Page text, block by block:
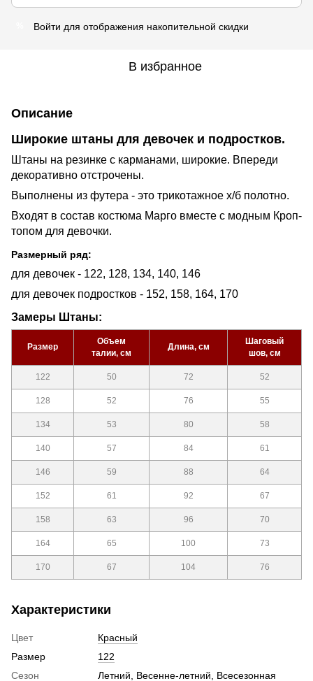
Войти для отображения накопительной скидки
В избранное
Описание
Широкие штаны для девочек и подростков.
Штаны на резинке с карманами, широкие. Впереди
декоративно отстрочены.
Выполнены из футера - это трикотажное х/б полотно.
Входят в состав костюма Марго вместе с модным Кроп-
топом для девочки.
Размерный ряд:
для девочек - 122, 128, 134, 140, 146
для девочек подростков - 152, 158, 164, 170
Замеры Штаны:
Размер
Объем
талии, см
Длина, см
Шаговый
шов, см
122 50 72 52
128 52 76 55
134 53 80 58
140 57 84 61
146 59 88 64
152 61 92 67
158 63 96 70
164 65 100 73
170 67 104 76
Характеристики
Цвет
Красный
Размер
122
Сезон
Летний Весенне-летний Всесезонная